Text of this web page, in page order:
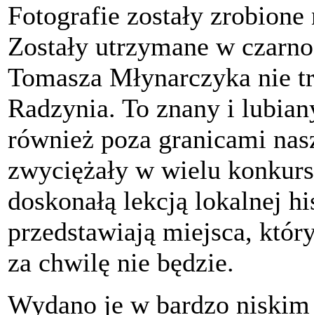
Fotografie zostały
Zostały utrzymane w
Tomasza Młynarczyka nie
Radzynia. To znany i
również poza granicami
zwyciężały w wielu
doskonałą lekcją lokalnej
przedstawiają miejsca,
za chwilę nie będzie.
Wydano je w bardzo